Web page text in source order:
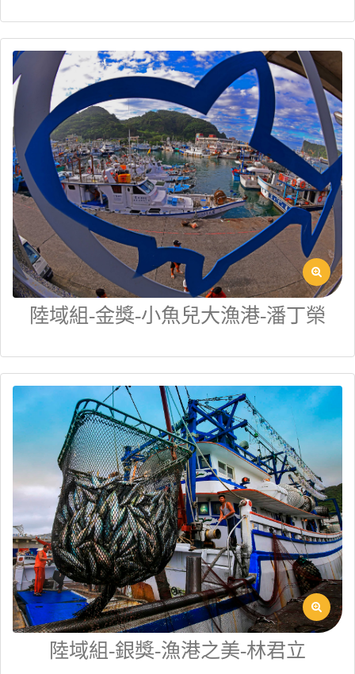
陸域組-金獎-小魚兒大漁港-潘丁榮
陸域組-銀獎-漁港之美-林君立